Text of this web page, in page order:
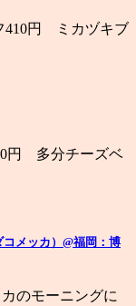
410円 ミカヅキブ
円 多分チーズベ
メッカ）@福岡：博
のモーニングに